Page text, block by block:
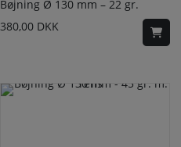
Bøjning Ø 130 mm – 22 gr.
380,00 DKK